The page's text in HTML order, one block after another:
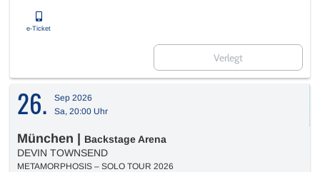
e-Ticket
Verlegt
26.
Sep 2026
Sa, 20:00 Uhr
München
Backstage Arena
DEVIN TOWNSEND
METAMORPHOSIS – SOLO TOUR 2026